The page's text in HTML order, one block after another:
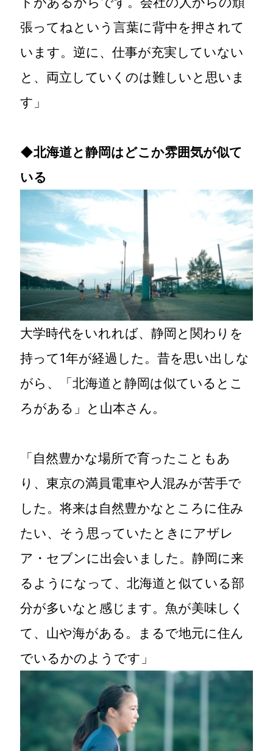
張ってねという言葉に背中を押されて
います。逆に、仕事が充実していない
と、両立していくのは難しいと思いま
す」
◆北海道と静岡はどこか雰囲気が似て
いる
大学時代をいれれば、静岡と関わりを
持って1年が経過した。昔を思い出しな
がら、「北海道と静岡は似ているとこ
ろがある」と山本さん。
「自然豊かな場所で育ったこともあ
り、東京の満員電車や人混みが苦手で
した。将来は自然豊かなところに住み
たい、そう思っていたときにアザレ
ア・セブンに出会いました。静岡に来
るようになって、北海道と似ている部
分が多いなと感じます。魚が美味しく
て、山や海がある。まるで地元に住ん
でいるかのようです」